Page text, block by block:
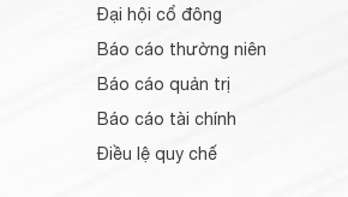
Đại hội cổ đông
Báo cáo thường niên
Báo cáo quản trị
Báo cáo tài chính
Điều lệ quy chế